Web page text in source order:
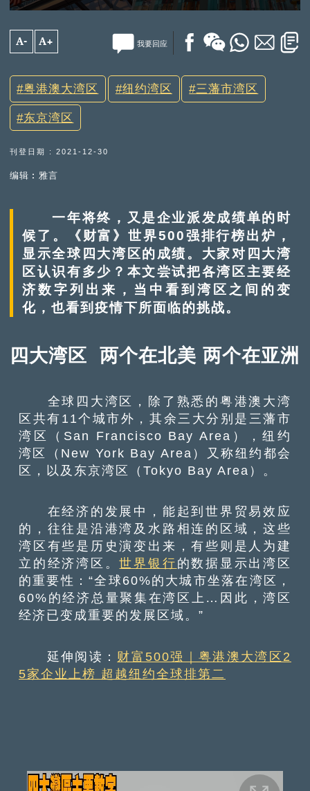
A- A+ 我要回应
粤港澳大湾区 纽约湾区 三藩市湾区
东京湾区
刊登日期 : 2021-12-30
编辑︰雅言
一年将终，又是企业派发成绩单的时
候了。《财富》世界500强排行榜出炉，
显示全球四大湾区的成绩。大家对四大湾
区认识有多少？本文尝试把各湾区主要经
济数字列出来，当中看到湾区之间的变
化，也看到疫情下所面临的挑战。
四大湾区 两个在北美 两个在亚洲
全球四大湾区，除了熟悉的粤港澳大湾
区共有11个城市外，其余三大分别是三藩市
湾区（San Francisco Bay Area），纽约
湾区（New York Bay Area）又称纽约都会
区，以及东京湾区（Tokyo Bay Area）。
在经济的发展中，能起到世界贸易效应
的，往往是沿港湾及水路相连的区域，这些
湾区有些是历史演变出来，有些则是人为建
立的经济湾区。世界银行的数据显示出湾区
的重要性：“全球60%的大城市坐落在湾区，
60%的经济总量聚集在湾区上…因此，湾区
经济已变成重要的发展区域。”
延伸阅读： 财富500强｜粤港澳大湾区2
5家企业上榜 超越纽约全球排第二